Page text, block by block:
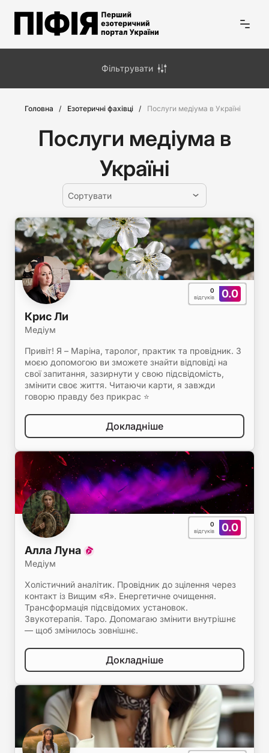
Головна Езотеричні фахівці Послуги медіума в Україні
Послуги медіума в
Україні
Сортувати
0.0
0
відгуків
Крис Ли
Медіум
Привіт! Я – Маріна, таролог, практик та провідник. З
моєю допомогою ви зможете знайти відповіді на
свої запитання, зазирнути у свою підсвідомість,
змінити своє життя. Читаючи карти, я завжди
говорю правду без прикрас ⭐️
Докладніше
0.0
0
відгуків
Алла Луна
Медіум
Холістичний аналітик. Провідник до зцілення через
контакт із Вищим «Я». Енергетичне очищення.
Трансформація підсвідомих установок.
Звукотерапія. Таро. Допомагаю змінити внутрішнє
— щоб змінилось зовнішнє.
Докладніше
Фільтрувати